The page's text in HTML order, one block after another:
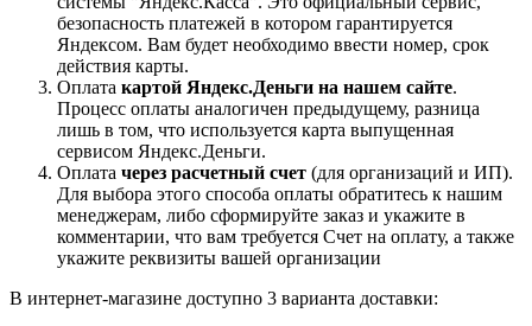
безопасность платежей в котором гарантируется
Яндексом. Вам будет необходимо ввести номер, срок
действия карты.
Оплата картой Яндекс.Деньги на нашем сайте.
Процесс оплаты аналогичен предыдущему, разница
лишь в том, что используется карта выпущенная
сервисом Яндекс.Деньги.
Оплата через расчетный счет (для организаций и ИП).
Для выбора этого способа оплаты обратитесь к нашим
менеджерам, либо сформируйте заказ и укажите в
комментарии, что вам требуется Счет на оплату, а также
укажите реквизиты вашей организации
В интернет-магазине доступно 3 варианта доставки: